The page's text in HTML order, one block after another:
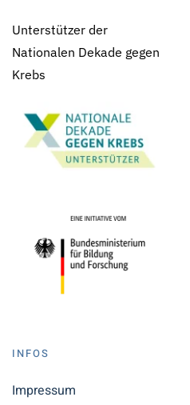
Unterstützer der
Nationalen Dekade gegen
Krebs
INFOS
Impressum